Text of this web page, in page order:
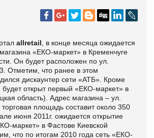
allretail , в конце месяца ожидается
«ЕКО-маркет» в Кременчуге
Он будет расположен по ул.
Отметим, что ранее в этом
дискаунтер сети «АТБ». Кроме
будет открыт первый «ЕКО-маркет» в
область). Адрес магазина – ул.
торговая площадь составит около 350
июня 2011г. ожидается открытие
маркет» в Фастове Киевской
что по итогам 2010 года сеть «ЕКО-